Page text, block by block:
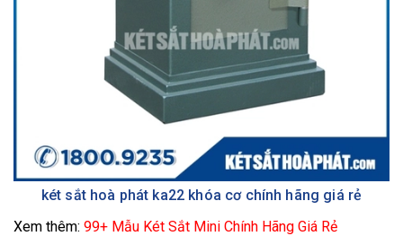
két sắt hoà phát ka22 khóa cơ chính hãng giá rẻ
Xem thêm: 99+ Mẫu Két Sắt Mini Chính Hãng Giá Rẻ